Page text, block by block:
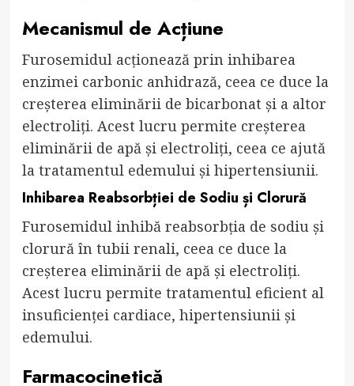
Mecanismul de Acțiune
Furosemidul acționează prin inhibarea
enzimei carbonic anhidrază, ceea ce duce la
creșterea eliminării de bicarbonat și a altor
electroliți. Acest lucru permite creșterea
eliminării de apă și electroliți, ceea ce ajută
la tratamentul edemului și hipertensiunii.
Inhibarea Reabsorbției de Sodiu și Clorură
Furosemidul inhibă reabsorbția de sodiu și
clorură în tubii renali, ceea ce duce la
creșterea eliminării de apă și electroliți.
Acest lucru permite tratamentul eficient al
insuficienței cardiace, hipertensiunii și
edemului.
Farmacocinetică